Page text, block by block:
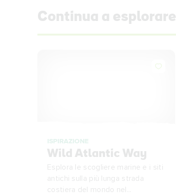
Continua a esplorare
ISPIRAZIONE
Wild Atlantic Way
Esplora le scogliere marine e i siti
antichi sulla più lunga strada
costiera del mondo nel...